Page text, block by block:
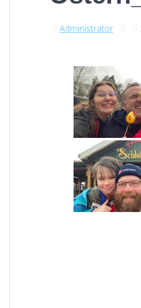
Administrator